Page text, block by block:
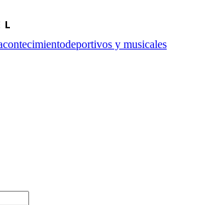
deportivos y musicales